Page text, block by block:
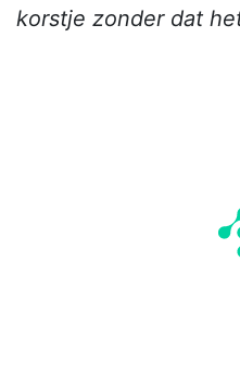
korstje zonder dat